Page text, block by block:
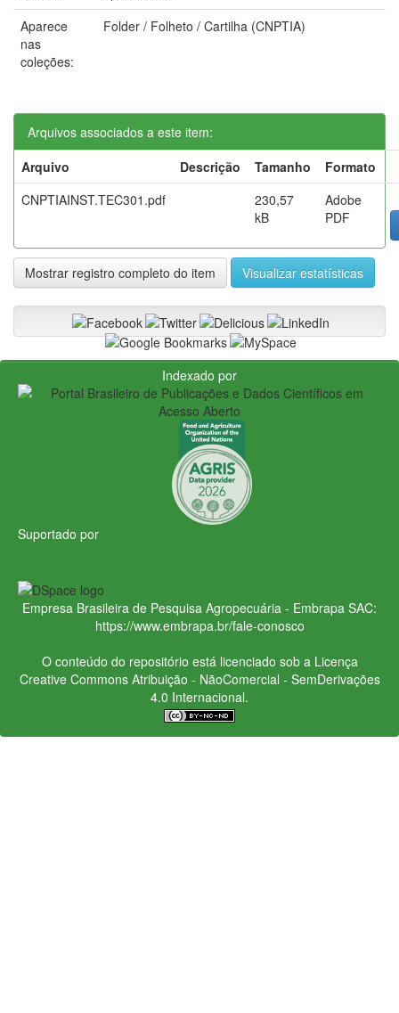
Aparece
nas
coleções:
Folder / Folheto / Cartilha (CNPTIA)
Arquivos associados a este item:
Arquivo
Descrição Tamanho
Formato
CNPTIAINST.TEC301.pdf
230,57
kB
Adobe
PDF
Mostrar registro completo do item Visualizar estatísticas
Indexado por
Suportado por
Empresa Brasileira de Pesquisa Agropecuária - Embrapa SAC:
https://www.embrapa.br/fale-conosco
O conteúdo do repositório está licenciado sob a Licença
Creative CommonsAtribuição - NãoComercial - SemDerivações
4.0 Internacional.